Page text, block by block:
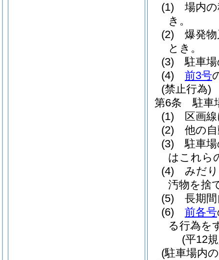
(1)
場内
き。
(2)
爆発
とき。
(3)
駐車
(4)
前3号
(禁止行為)
第6条
駐車
(1)
区画
(2)
他の
(3)
駐車
はこれら
(4)
みだ
汚物を捨
(5)
長期
(6)
前各号
る行為を
(平12
(駐車場内